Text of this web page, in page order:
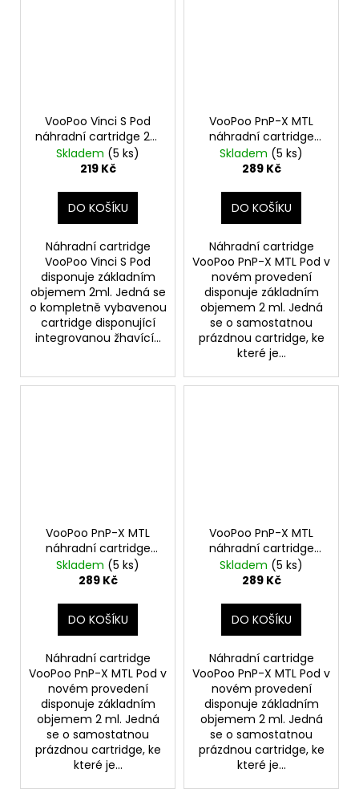
VooPoo Vinci S Pod
náhradní cartridge 2ks
odpor 0,6ohm
Skladem (5 ks)
219 Kč
DO KOŠÍKU
Náhradní cartridge
VooPoo Vinci S Pod
disponuje základním
objemem 2ml. Jedná se
o kompletně vybavenou
cartridge disponující
integrovanou žhavící...
VooPoo PnP-X MTL
náhradní cartridge
prázdná 2ml Silver 2ks
Skladem (5 ks)
289 Kč
DO KOŠÍKU
Náhradní cartridge
VooPoo PnP-X MTL Pod v
novém provedení
disponuje základním
objemem 2 ml. Jedná
se o samostatnou
prázdnou cartridge, ke
které je...
VooPoo PnP-X MTL
náhradní cartridge
prázdná 2ml Grey 2ks
Skladem (5 ks)
289 Kč
DO KOŠÍKU
Náhradní cartridge
VooPoo PnP-X MTL Pod v
novém provedení
disponuje základním
objemem 2 ml. Jedná
se o samostatnou
prázdnou cartridge, ke
které je...
VooPoo PnP-X MTL
náhradní cartridge
prázdná 2ml Black 2ks
Skladem (5 ks)
289 Kč
DO KOŠÍKU
Náhradní cartridge
VooPoo PnP-X MTL Pod v
novém provedení
disponuje základním
objemem 2 ml. Jedná
se o samostatnou
prázdnou cartridge, ke
které je...